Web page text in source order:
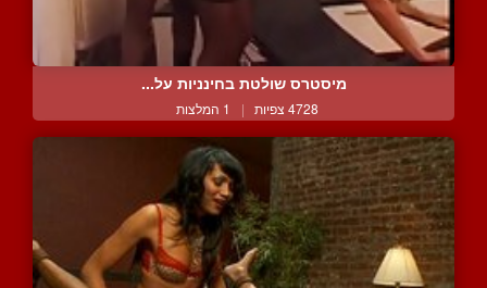
מיסטרס שולטת בחינניות על...
4728 צפיות | 1 המלצות